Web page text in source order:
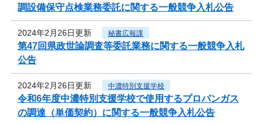
調設備保守点検業務委託に関する一般競争入札公告
2024年2月26日更新 秘書広報課
第47回県政世論調査等委託業務に関する一般競争入札
公告
2024年2月26日更新 中濃特別支援学校
令和6年度中濃特別支援学校で使用するプロパンガス
の調達（単価契約）に関する一般競争入札公告